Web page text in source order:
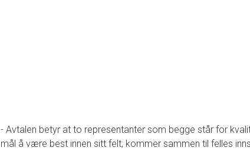
- Avtalen betyr at to representanter som begge står for
mål å være best innen sitt felt, kommer sammen til felles